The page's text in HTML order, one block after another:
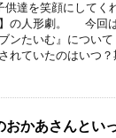
供達を笑顔にしてく
の人形劇。 今回
ブンたいむ』につい
れていたのはいつ
おかあさんとい